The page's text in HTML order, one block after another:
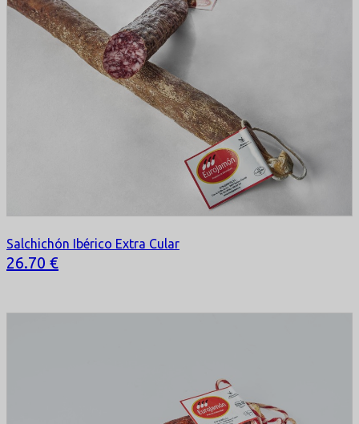
Selecciona tu opción
Salchichón Ibérico Extra Cular
26.70 €